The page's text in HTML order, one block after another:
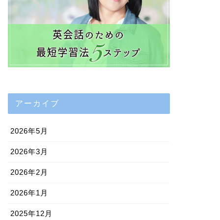
アーカイブ
2026年5月
2026年3月
2026年2月
2026年1月
2025年12月